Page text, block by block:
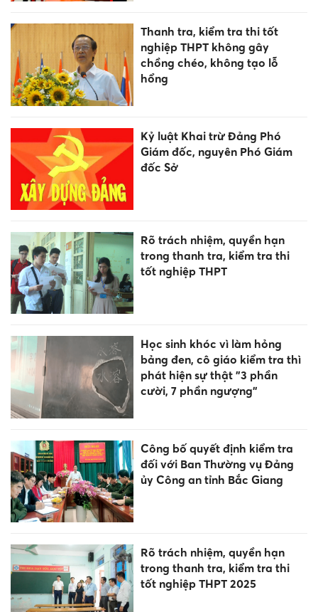
Thanh tra, kiểm tra thi tốt
nghiệp THPT không gây
chồng chéo, không tạo lỗ
hổng
Kỷ luật Khai trừ Đảng Phó
Giám đốc, nguyên Phó Giám
đốc Sở
Rõ trách nhiệm, quyền hạn
trong thanh tra, kiểm tra thi
tốt nghiệp THPT
Học sinh khóc vì làm hỏng
bảng đen, cô giáo kiểm tra thì
phát hiện sự thật "3 phần
cười, 7 phần ngượng"
Công bố quyết định kiểm tra
đối với Ban Thường vụ Đảng
ủy Công an tỉnh Bắc Giang
Rõ trách nhiệm, quyền hạn
trong thanh tra, kiểm tra thi
tốt nghiệp THPT 2025